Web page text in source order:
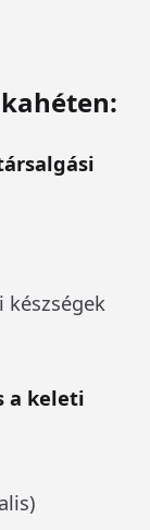
készségek
a keleti